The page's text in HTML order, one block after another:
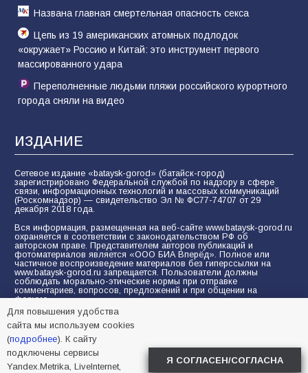
Названа главная смертельная опасность секса
Цепь из 19 американских атомных подлодок
«окружает» Россию и Китай: это инструмент первого
массированного удара
Переполненные людьми пляжи российского курортного
города сняли на видео
ИЗДАНИЕ
Сетевое издание «bataysk-gorod» (батайск-город)
зарегистрировано Федеральной службой по надзору в сфере
связи, информационных технологий и массовых коммуникаций
(Роскомнадзор) — свидетельство Эл № ФС77-74707 от 29
декабря 2018 года.
Вся информация, размещенная на веб-сайте www.bataysk-gorod.ru
охраняется в соответствии с законодательством РФ об
авторском праве. Представителем авторов публикаций и
фотоматериалов является «ООО БИА Вперёд». Полное или
частичное воспроизведение материалов без гиперссылки на
www.bataysk-gorod.ru запрещается. Пользователи должны
соблюдать морально-этические нормы при отправке
комментариев, вопросов, предложений и при общении на
форуме.
Политика конфиденциальности и защиты информации
Согласие на обработку персональных данных с помощью
сервисов Yandex.Metrika, LiveInternet, top.mail.ru
© 2005-2026 БИА «ВПЕРЕД»
Для повышения удобства
сайта мы используем cookies
(подробнее). К сайту
подключены сервисы
Yandex.Metrika, LiveInternet,
Я СОГЛАСЕН/СОГЛАСНА